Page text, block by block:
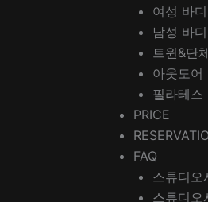
여성 바
남성 바
트윈&단
아웃도어
필라테스
PRICE
FAQ
스튜디오
스튜디오